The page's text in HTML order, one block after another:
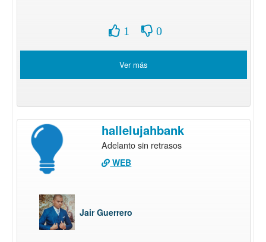
1 0
Ver más
hallelujahbank
Adelanto sin retrasos
WEB
Jair Guerrero